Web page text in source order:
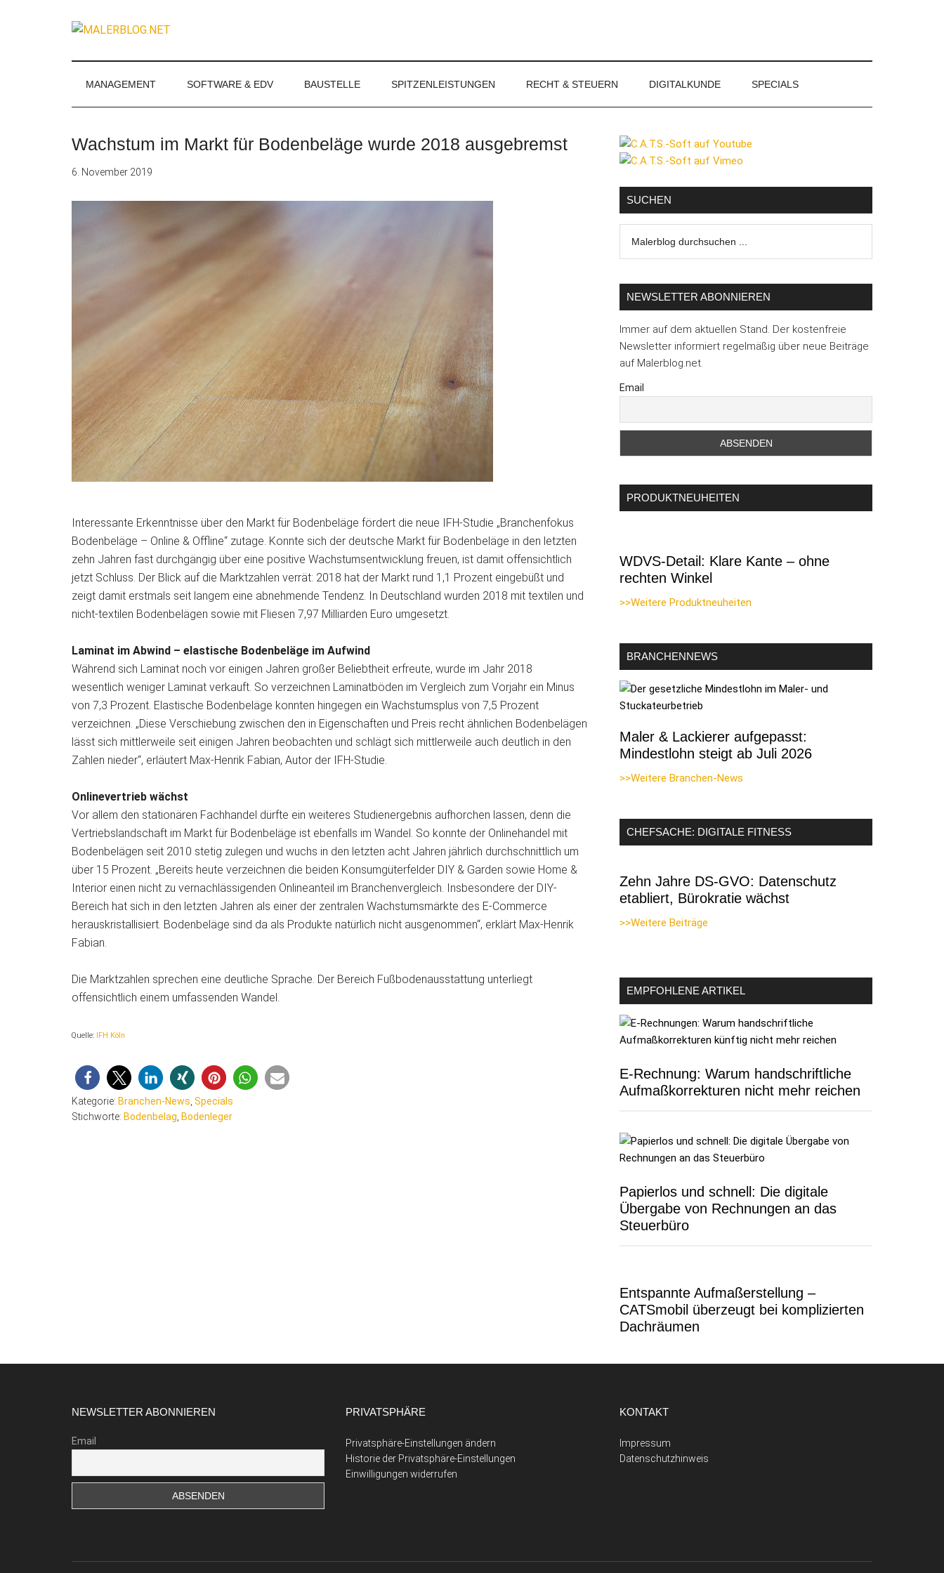
MALERBLOG.NET
Magazin
Stuckateure
MANAGEMENT SOFTWARE & EDV BAUSTELLE SPITZENLEISTUNGEN RECHT & STEUERN DIGITALKUNDE SPECIALS
Wachstum im Markt für Bodenbeläge wurde 2018 ausgebremst
6. November 2019
Interessante Erkenntnisse über den Markt für Bodenbeläge fördert die neue IFH-Studie „Branchenfokus
Bodenbeläge – Online & Offline“ zutage. Konnte sich der deutsche Markt für Bodenbeläge in den letzten
zehn Jahren fast durchgängig über eine positive Wachstumsentwicklung freuen, ist damit offensichtlich
jetzt Schluss. Der Blick auf die Marktzahlen verrät: 2018 hat der Markt rund 1,1 Prozent eingebüßt und
zeigt damit erstmals seit langem eine abnehmende Tendenz. In Deutschland wurden 2018 mit textilen und
nicht-textilen Bodenbelägen sowie mit Fliesen 7,97 Milliarden Euro umgesetzt.
Laminat im Abwind – elastische Bodenbeläge im Aufwind
Während sich Laminat noch vor einigen Jahren großer Beliebtheit erfreute, wurde im Jahr 2018
wesentlich weniger Laminat verkauft. So verzeichnen Laminatböden im Vergleich zum Vorjahr ein Minus
von 7,3 Prozent. Elastische Bodenbeläge konnten hingegen ein Wachstumsplus von 7,5 Prozent
verzeichnen. „Diese Verschiebung zwischen den in Eigenschaften und Preis recht ähnlichen Bodenbelägen
lässt sich mittlerweile seit einigen Jahren beobachten und schlägt sich mittlerweile auch deutlich in den
Zahlen nieder“, erläutert Max-Henrik Fabian, Autor der IFH-Studie.
Onlinevertrieb wächst
Vor allem den stationären Fachhandel dürfte ein weiteres Studienergebnis aufhorchen lassen, denn die
Vertriebslandschaft im Markt für Bodenbeläge ist ebenfalls im Wandel. So konnte der Onlinehandel mit
Bodenbelägen seit 2010 stetig zulegen und wuchs in den letzten acht Jahren jährlich durchschnittlich um
über 15 Prozent. „Bereits heute verzeichnen die beiden Konsumgüterfelder DIY & Garden sowie Home &
Interior einen nicht zu vernachlässigenden Onlineanteil im Branchenvergleich. Insbesondere der DIY-
Bereich hat sich in den letzten Jahren als einer der zentralen Wachstumsmärkte des E-Commerce
herauskristallisiert. Bodenbeläge sind da als Produkte natürlich nicht ausgenommen“, erklärt Max-Henrik
Fabian.
Die Marktzahlen sprechen eine deutliche Sprache. Der Bereich Fußbodenausstattung unterliegt
offensichtlich einem umfassenden Wandel.
Quelle: IFH Köln
Kategorie: Branchen-News Specials
Stichworte: Bodenbelag Bodenleger
Seitenspalte
SUCHEN
durchsuchen
NEWSLETTER ABONNIEREN
Immer auf dem aktuellen Stand. Der kostenfreie
Newsletter informiert regelmäßig über neue Beiträge
auf Malerblog.net.
Email
PRODUKTNEUHEITEN
WDVS-Detail: Klare Kante – ohne
rechten Winkel
>>Weitere Produktneuheiten
BRANCHENNEWS
Maler & Lackierer aufgepasst:
Mindestlohn steigt ab Juli 2026
>>Weitere Branchen-News
CHEFSACHE: DIGITALE FITNESS
Zehn Jahre DS-GVO: Datenschutz
etabliert, Bürokratie wächst
>>Weitere Beiträge
EMPFOHLENE ARTIKEL
E-Rechnung: Warum handschriftliche
Aufmaßkorrekturen nicht mehr reichen
Papierlos und schnell: Die digitale
Übergabe von Rechnungen an das
Steuerbüro
Entspannte Aufmaßerstellung –
CATSmobil überzeugt bei komplizierten
Dachräumen
NEWSLETTER ABONNIEREN
Email
PRIVATSPHÄRE
Privatsphäre-Einstellungen ändern
Historie der Privatsphäre-Einstellungen
Einwilligungen widerrufen
KONTAKT
Impressum
Datenschutzhinweis